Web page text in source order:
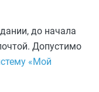
до начала
Допустимо
«Мой